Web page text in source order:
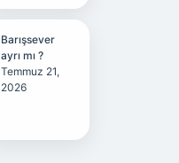
Barışsever
ayrı mı ?
Temmuz 21,
2026